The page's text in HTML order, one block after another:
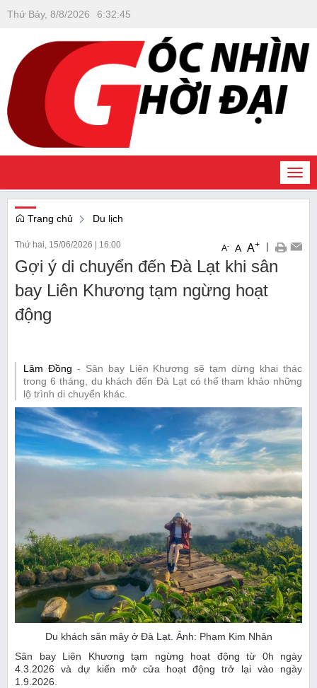
Thứ Bảy, 8/8/2026 6:32:45
Trang chủ Du lịch
Thứ hai, 15/06/2026 16:00 A- A A+ |
Gợi ý di chuyển đến Đà Lạt khi sân
bay Liên Khương tạm ngừng hoạt
động
Lâm Đồng - Sân bay Liên Khương sẽ tạm dừng khai thác
trong 6 tháng, du khách đến Đà Lạt có thể tham khảo những
lộ trình di chuyển khác.
Du khách săn mây ở Đà Lạt. Ảnh: Phạm Kim Nhân
Sân bay Liên Khương tạm ngừng hoạt động từ 0h ngày
4.3.2026 và dự kiến mở cửa hoạt động trở lại vào ngày
1.9.2026.